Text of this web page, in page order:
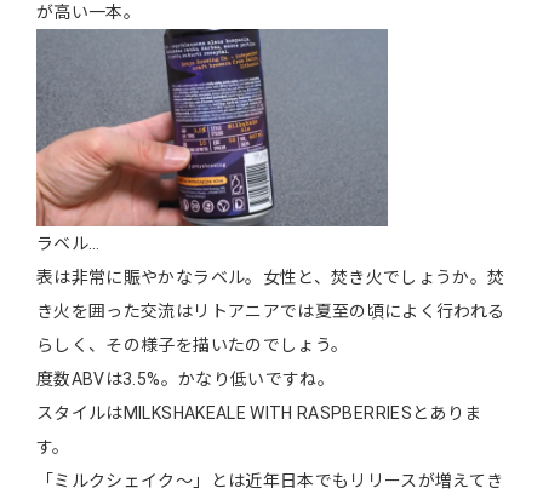
が高い一本。
ラベル…
表は非常に賑やかなラベル。女性と、焚き火でしょうか。焚
き火を囲った交流はリトアニアでは夏至の頃によく行われる
らしく、その様子を描いたのでしょう。
度数ABVは3.5%。かなり低いですね。
スタイルはMILKSHAKEALE WITH RASPBERRIESとありま
す。
「ミルクシェイク〜」とは近年日本でもリリースが増えてき